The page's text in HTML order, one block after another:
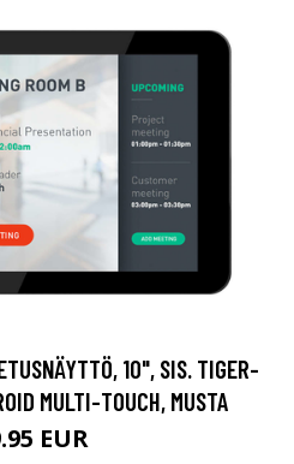
10", SIS. TIGER-
MULTI-TOUCH, MUSTA
EUR